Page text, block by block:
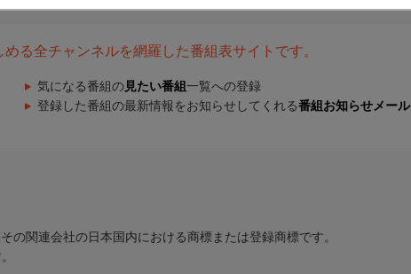
る全チャンネルを網羅した番組表サイトです。
気になる番組の 見たい番組 一覧への登録
登録した番組の最新情報をお知らせしてくれる番組お知らせメール
の関連会社の日本国内における商標または登録商標です。